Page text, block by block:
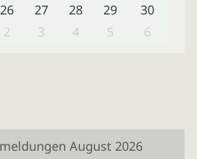
26 27 28 29
30
2 3 4 5 6
August 2026